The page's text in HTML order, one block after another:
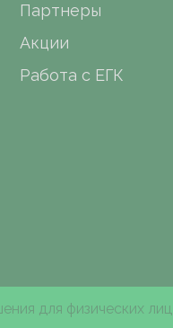
Партнеры
Акции
Работа с ЕГК
для физических лиц